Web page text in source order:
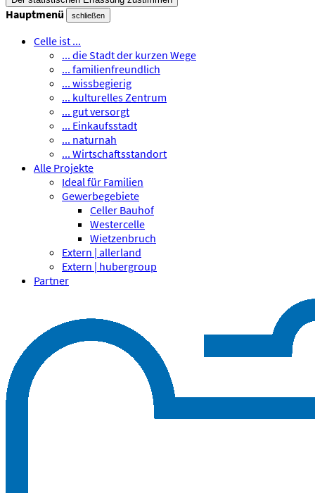
Hauptmenü schließen
Celle ist ...
... die Stadt der kurzen Wege
... familienfreundlich
... wissbegierig
... kulturelles Zentrum
... gut versorgt
... Einkaufsstadt
... naturnah
... Wirtschaftsstandort
Alle Projekte
Ideal für Familien
Gewerbegebiete
Celler Bauhof
Westercelle
Wietzenbruch
Extern | allerland
Extern | hubergroup
Partner